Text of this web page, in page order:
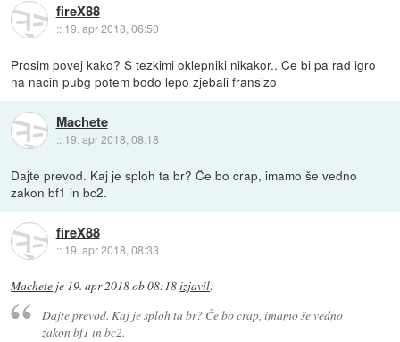
fireX88
:: 19. apr 2018, 06:50
Prosim povej kako? S tezkimi oklepniki nikakor.. Ce bi pa rad igro
na nacin pubg potem bodo lepo zjebali fransizo
Machete
:: 19. apr 2018, 08:18
Dajte prevod. Kaj je sploh ta br? Če bo crap, imamo še vedno
zakon bf1 in bc2.
fireX88
:: 19. apr 2018, 08:33
Machete je 19. apr 2018 ob 08:18izjavil:
Dajte prevod. Kaj je sploh ta br? Če bo crap, imamo še vedno
zakon bf1 in bc2.